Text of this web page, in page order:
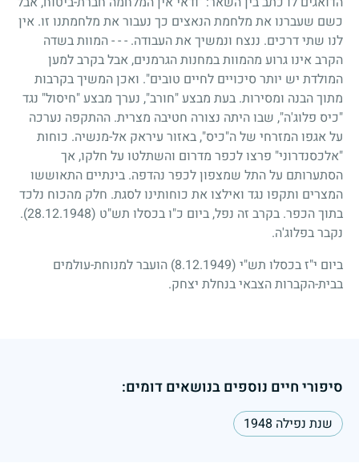
כשם שעברנו את מלחמת הנאצים כך נעבור את מלחמתנו זו. אין
לנו שתי דרכים. ננצח ונמשיך את העבודה. - - - המוות בשדה
הקרב אינו גרוע מהמוות במחנות הגרמנים, אבל בקרב למען
המולדת יש יותר סיכויים לחיים טובים". ואכן המשיך בקרבות
מתוך הבנה ומסירות. בעת מבצע "חורב", נערך מבצע "חיסול" נגד
"כיס פלוג'ה", שבו היתה נצורה חטיבה מצרית. ההתקפה נערכה
על אגפו המזרחי של ה"כיס", באזור עיראק אל-מנשיה. כוחות
"אלכסנדרוני" פרצו לכפר מדרום והשתלטו על חלקו, אך
הסתערותם על התל שמצפון לכפר נהדפה. בינתיים התאוששו
המצרים ותקפו נגד ואילצו את כוחותינו לסגת. חלק מהכוח נלכד
בתוך הכפר. בקרב זה נפל, ביום כ"ו בכסלו תש"ט (28.12.1948)
.
נקבר בפלוג'ה.
ביום י"ז בכסלו תש"י (8.12.1949)
הועבר למנוחת-עולמים
בבית-הקברות הצבאי בנחלת יצחק.
סיפורי חיים נוספים בנושאים דומים:
שנת נפילה 1948